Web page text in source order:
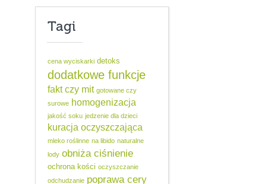
Tagi
cena wyciskarki detoks
dodatkowe funkcje
fakt czy mit gotowane czy
surowe homogenizacja
jakość soku jedzenie dla dzieci
kuracja oczyszczająca
mleko roślinne na libido naturalne
lody obniża ciśnienie
ochrona kości oczyszczanie
odchudzanie poprawa cery